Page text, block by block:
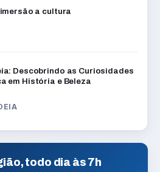
a cultura
Descobrindo as Curiosidades
em História e Beleza
todo dia às 7h